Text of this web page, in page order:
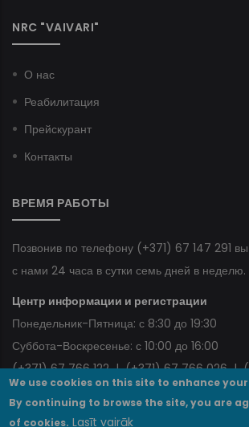
NRC "VAIVARI"
О нас
Реабилитация
Прейскурант
Контакты
ВРЕМЯ РАБОТЫ
Позвонив по телефону (+371) 67 147 291
с нами 24 часа в сутки семь дней в неделю.
Центр информации и регистрации
Понедельник-Пятница: с 8:30 до 19:30
Суббота-Воскресенье: с 10:00 до 16:00
(+371) 67 766 122|(+371) 67 766 026|
We use cookies on this site to enhance
By continuing to browse the site, you are
of cookies. Lasīt vairāk